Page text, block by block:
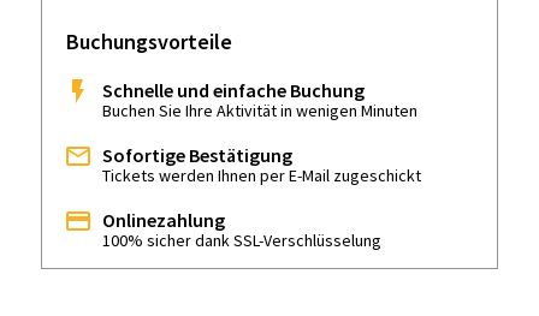
Buchungsvorteile
Schnelle und einfache Buchung
Buchen Sie Ihre Aktivität in wenigen Minuten
Sofortige Bestätigung
Tickets werden Ihnen per E-Mail zugeschickt
Onlinezahlung
100% sicher dank SSL-Verschlüsselung